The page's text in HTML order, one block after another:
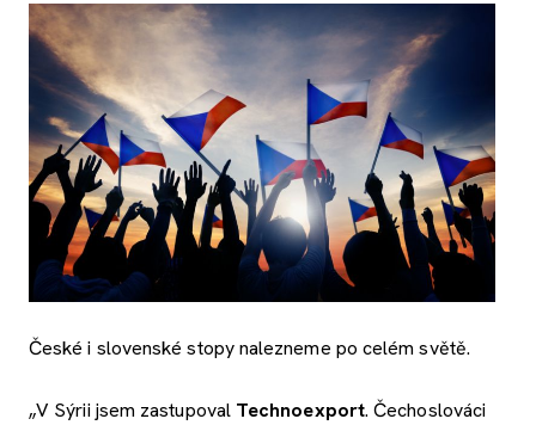
České i slovenské stopy nalezneme po celém světě.
„V Sýrii jsem zastupoval Technoexport. Čechoslováci